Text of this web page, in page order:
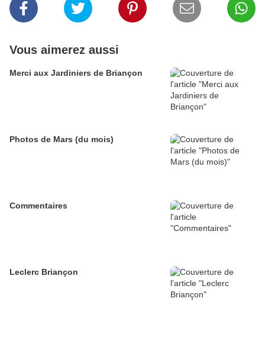
Vous aimerez aussi
Merci aux Jardiniers de Briançon
Photos de Mars (du mois)
Commentaires
Leclerc Briançon